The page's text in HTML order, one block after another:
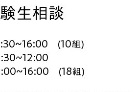
生相談
(10組)
(18組)